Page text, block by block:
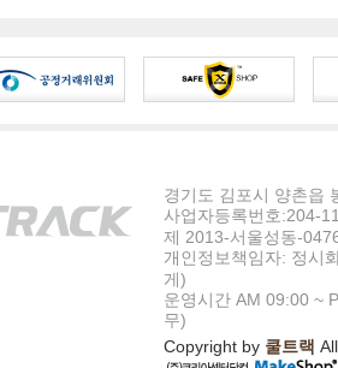
경기도 김포시 양촌읍
사업자등록번호:204-
제 2013-서울성동-
개인정보책임자: 정시
게)
운영시간 AM 09:00 ~
무)
Copyright by 쿨트랙